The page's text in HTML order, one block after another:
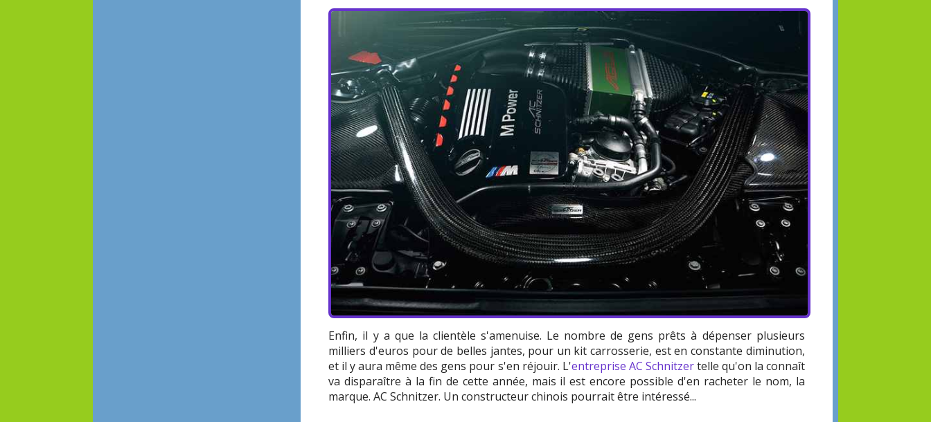
Enfin, il y a que la clientèle s'amenuise. Le nombre de gens prêts à dépenser plusieurs
milliers d'euros pour de belles jantes, pour un kit carrosserie, est en constante diminution,
et il y aura même des gens pour s'en réjouir. L'entreprise AC Schnitzertelle qu'on la connaît
va disparaître à la fin de cette année, mais il est encore possible d'en racheter le nom, la
marque. AC Schnitzer. Un constructeur chinois pourrait être intéressé...